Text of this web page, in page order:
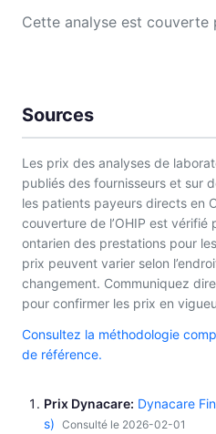
Cette analyse est couverte
Sources
Les prix des analyses de
publiés des fournisseurs et sur
les patients payeurs directs en
couverture de l’OHIP est
ontarien des prestations pour
prix peuvent varier selon
changement. Communiquez
pour confirmer les prix en
Consultez la méthodologie
de référence.
Prix Dynacare Dynacare
s) Consulté le 2026-02-01